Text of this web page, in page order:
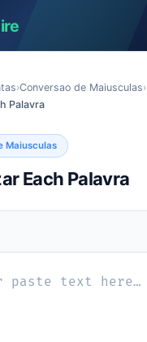
›Conversao de Maiusculas›
Palavra
Maiusculas
Each Palavra